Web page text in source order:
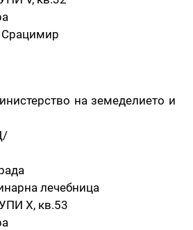
Срацимир
на земеделието и
лечебница
X, кв.53